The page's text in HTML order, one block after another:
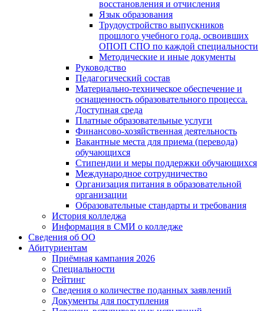
восстановления и отчисления
Язык образования
Трудоустройство выпускников
прошлого учебного года, освоивших
ОПОП СПО по каждой специальности
Методические и иные документы
Руководство
Педагогический состав
Материально-техническое обеспечение и
оснащенность образовательного процесса.
Доступная среда
Платные образовательные услуги
Финансово-хозяйственная деятельность
Вакантные места для приема (перевода)
обучающихся
Стипендии и меры поддержки обучающихся
Международное сотрудничество
Организация питания в образовательной
организации
Образовательные стандарты и требования
История колледжа
Информация в СМИ о колледже
Сведения об ОО
Абитуриентам
Приёмная кампания 2026
Специальности
Рейтинг
Сведения о количестве поданных заявлений
Документы для поступления